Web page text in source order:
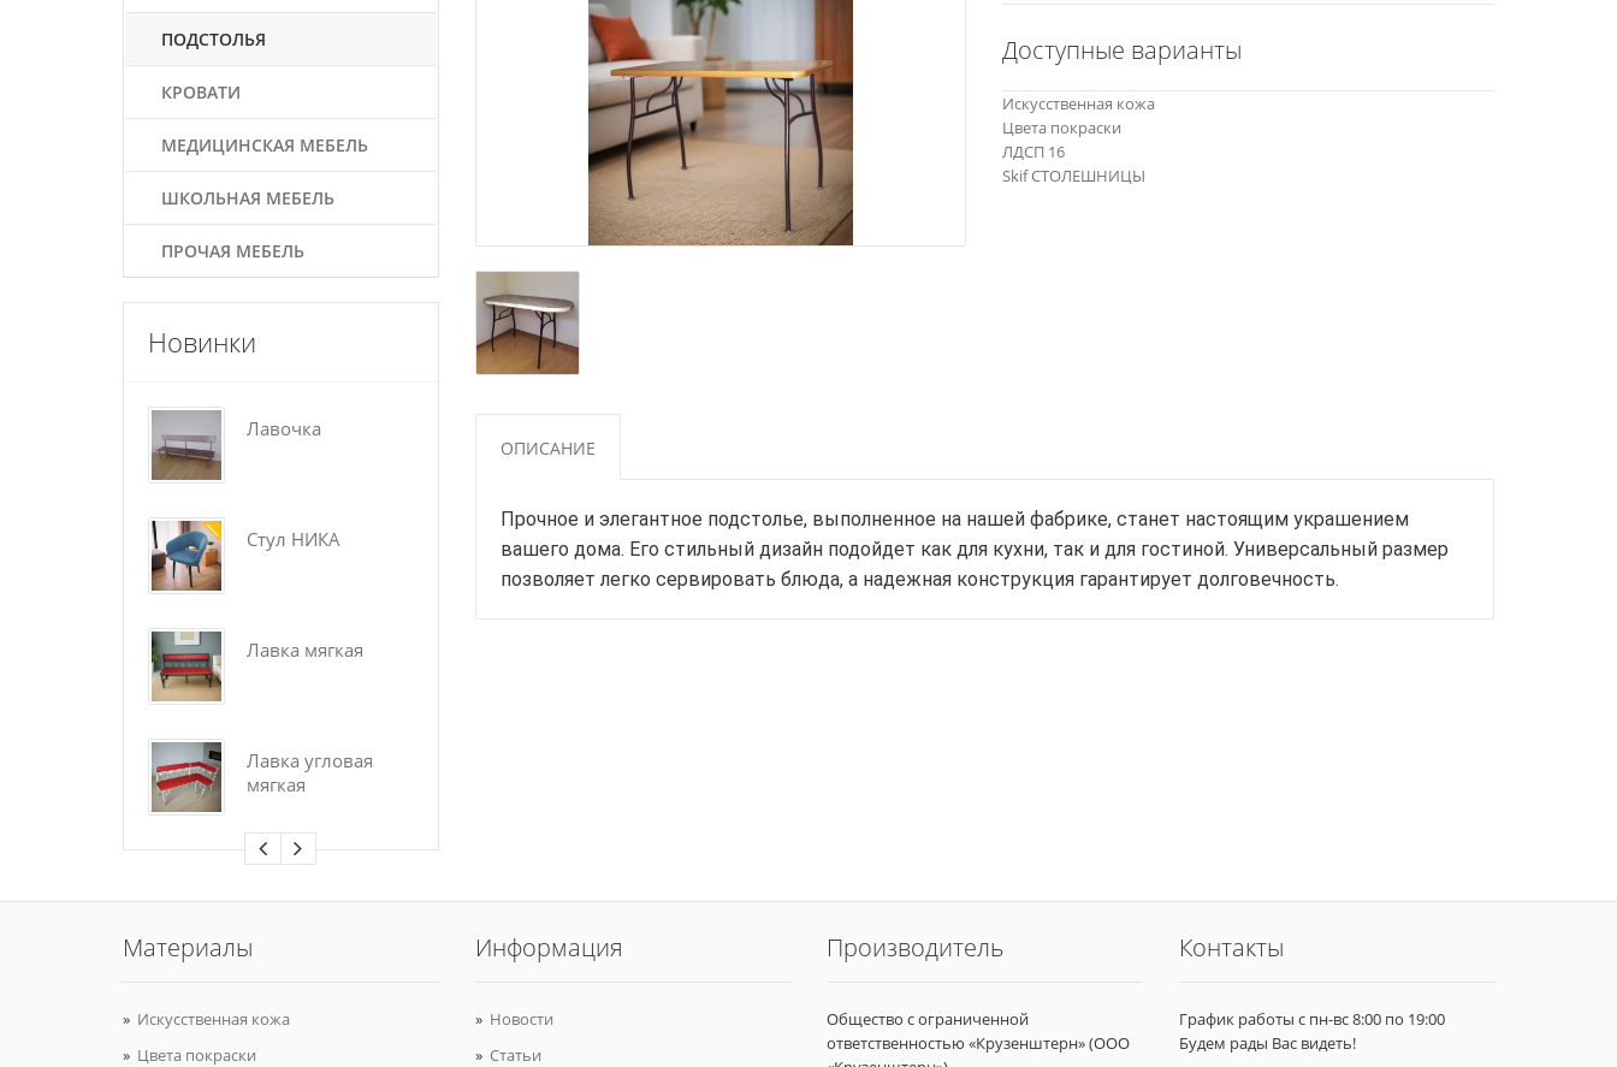
ПОДСТОЛЬЯ
КРОВАТИ
МЕДИЦИНСКАЯ МЕБЕЛЬ
ШКОЛЬНАЯ МЕБЕЛЬ
ПРОЧАЯ МЕБЕЛЬ
Новинки
Лавочка
Стул НИКА
Лавка мягкая
Лавка угловая
мягкая
Стол обеденный
Доступные варианты
Искусственная кожа
Цвета покраски
ЛДСП 16
Skif СТОЛЕШНИЦЫ
ОПИСАНИЕ
Прочное и элегантное подстолье, выполненное на нашей фабрике, станет настоящим украшением
вашего дома. Его стильный дизайн подойдет как для кухни, так и для гостиной. Универсальный размер
позволяет легко сервировать блюда, а надежная конструкция гарантирует долговечность.
Материалы
Искусственная кожа
Цвета покраски
Информация
Новости
Статьи
Производитель
Общество с ограниченной
ответственностью «Крузенштерн» (ООО
Контакты
График работы с пн-вс 8:00 по 19:00
Будем рады Вас видеть!